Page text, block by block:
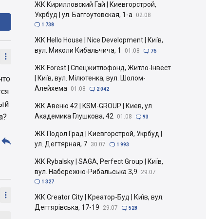



ЖК Кирилловский Гай | Киевгорстрой,
Укрбуд | ул. Баггоутовская, 1-а
02.08
 1 738
ЖК Hello House | Nice Development | Київ,
вул. Миколи Кибальчича, 1
01.08  76
ЖК Forest | Спецжитлофонд, Житло-Інвест
| Київ, вул. Мілютенка, вул. Шолом-
Алейхема
01.08  2 042
ЖК Авеню 42 | KSM-GROUP | Киев, ул.
Академика Глушкова, 42
01.08  93
ЖК Подол Град | Киевгорстрой, Укрбуд |
ул. Дегтярная, 7 30.07  1 993
ЖК Rybalsky | SAGA, Perfect Group | Київ,
вул. Набережно-Рибальська 3,9
29.07
 1 327
ЖК Creator City | Креатор-Буд | Київ, вул.
Дегтярівська, 17-19
29.07  528